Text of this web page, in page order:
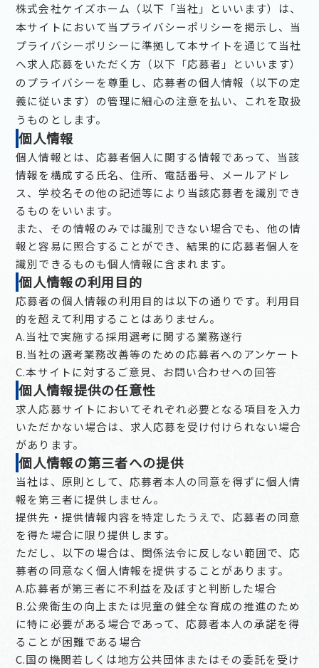
株式会社ケイズホーム（以下「当社」といいます）は、
本サイトにおいて当プライバシーポリシーを掲示し、当
プライバシーポリシーに準拠して本サイトを通じて当社
へ求人応募をいただく方（以下「応募者」といいます）
のプライバシーを尊重し、応募者の個人情報（以下の定
義に従います）の管理に細心の注意を払い、これを取扱
うものとします。
個人情報
個人情報とは、応募者個人に関する情報であって、当該
情報を構成する氏名、住所、電話番号、メールアドレ
ス、学校名その他の記述等により当該応募者を識別でき
るものをいいます。
また、その情報のみでは識別できない場合でも、他の情
報と容易に照合することができ、結果的に応募者個人を
識別できるものも個人情報に含まれます。
個人情報の利用目的
応募者の個人情報の利用目的は以下の通りです。利用目
的を超えて利用することはありません。
A.当社で実施する採用選考に関する業務遂行
B.当社の選考業務改善等のための応募者へのアンケート
C.本サイトに対するご意見、お問い合わせへの回答
個人情報提供の任意性
求人応募サイトにおいてそれぞれ必要となる項目を入力
いただかない場合は、求人応募を受け付けられない場合
があります。
個人情報の第三者への提供
当社は、原則として、応募者本人の同意を得ずに個人情
報を第三者に提供しません。
提供先・提供情報内容を特定したうえで、応募者の同意
を得た場合に限り提供します。
ただし、以下の場合は、関係法令に反しない範囲で、応
募者の同意なく個人情報を提供することがあります。
A.応募者が第三者に不利益を及ぼすと判断した場合
B.公衆衛生の向上または児童の健全な育成の推進のため
に特に必要がある場合であって、応募者本人の承諾を得
ることが困難である場合
C.国の機関若しくは地方公共団体またはその委託を受け